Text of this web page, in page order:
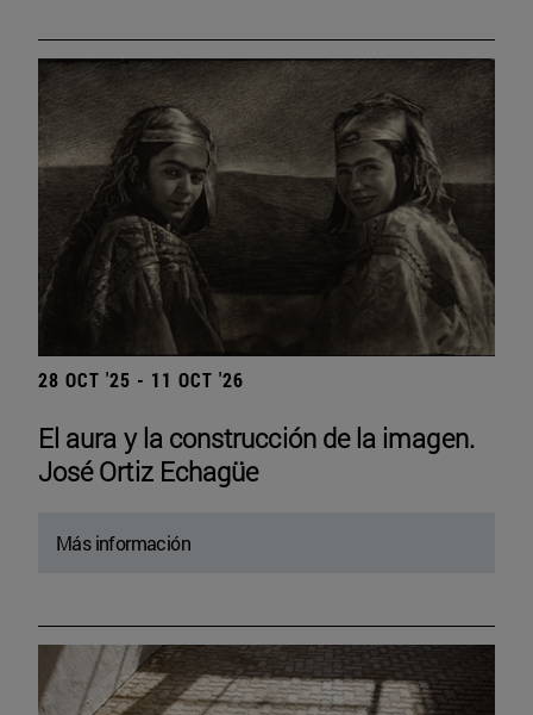
28 OCT '25 - 11 OCT '26
El aura y la construcción de la imagen.
José Ortiz Echagüe
Más información